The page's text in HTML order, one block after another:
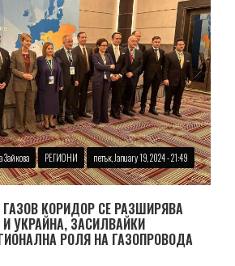
Зайкова РЕГИОНИ петък, January 19, 2024 - 21:49
КОРИДОР СЕ РАЗШИРЯВА
УКРАЙНА, ЗАСИЛВАЙКИ
РОЛЯ НА ГАЗОПРОВОДА